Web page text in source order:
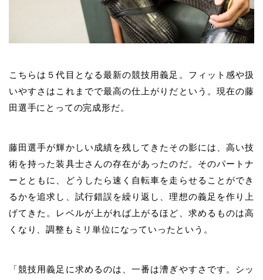
こちらは５代目となる最新の競技用義足。フィット感や扱
いやすさはこれまでで最高の仕上がりだという。現在の藤
田選手にとっての完成形だ。
藤田選手が輝かしい成績を残してきたその影には、高い技
術を持った装具士さんの存在があったのだ。そのパートナ
ーとともに、どうしたら速く自転車を走らせることができ
るかを追求し、試行錯誤を繰り返し、理想の義足を作り上
げてきた。レベルが上がれば上がるほど、求めるものは高
くなり、調整もミリ単位になっていったという。
「競技用義足に求めるのは、一番は漕ぎやすさです。シッ